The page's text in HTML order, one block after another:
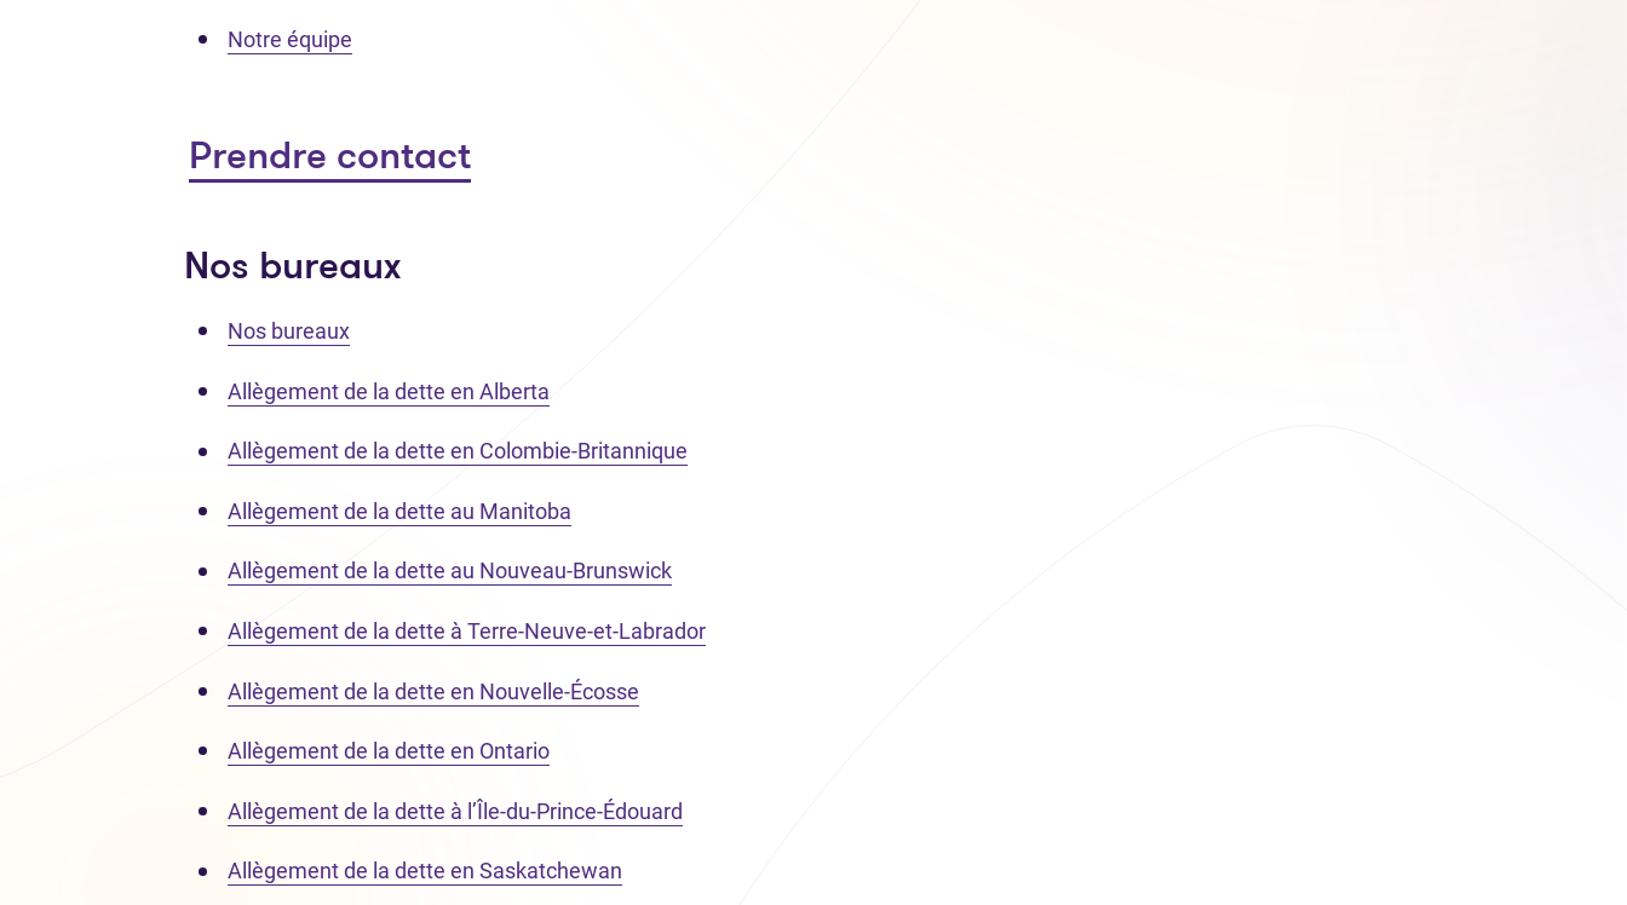
Notre équipe
Prendre contact
Nos bureaux
Nos bureaux
Allègement de la dette en Alberta
Allègement de la dette en Colombie-Britannique
Allègement de la dette au Manitoba
Allègement de la dette au Nouveau-Brunswick
Allègement de la dette à Terre-Neuve-et-Labrador
Allègement de la dette en Nouvelle-Écosse
Allègement de la dette en Ontario
Allègement de la dette à l’Île-du-Prince-Édouard
Allègement de la dette en Saskatchewan